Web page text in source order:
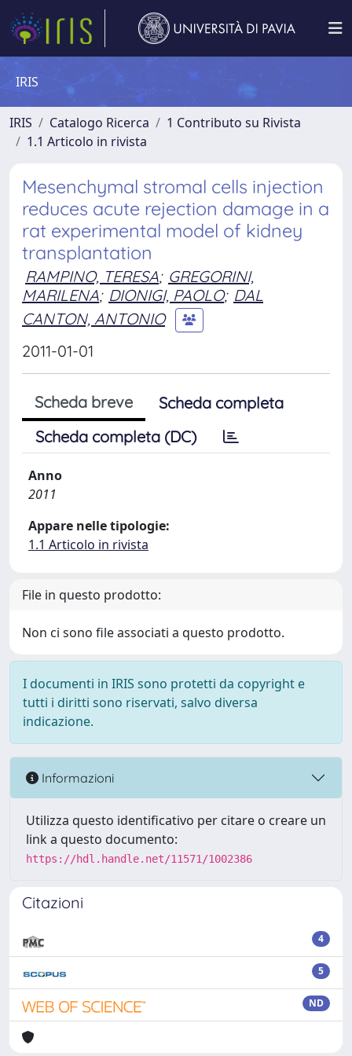
IRIS
IRIS Catalogo Ricerca
1 Contributo su Rivista
1.1 Articolo in rivista
Mesenchymal stromal cells injection
reduces acute rejection damage in a
rat experimental model of kidney
transplantation
RAMPINO, TERESA; GREGORINI,
MARILENA; DIONIGI, PAOLO; DAL
CANTON, ANTONIO
2011-01-01
Scheda breve
Scheda completa
Scheda completa (DC)
Anno
2011
Appare nelle tipologie:
1.1 Articolo in rivista
File in questo prodotto:
Non ci sono file associati a questo prodotto.
I documenti in IRIS sono protetti da copyright e
tutti i diritti sono riservati, salvo diversa
indicazione.
Informazioni
Utilizza questo identificativo per citare o creare un
link a questo documento:
https://hdl.handle.net/11571/1002386
Citazioni
4
5
ND